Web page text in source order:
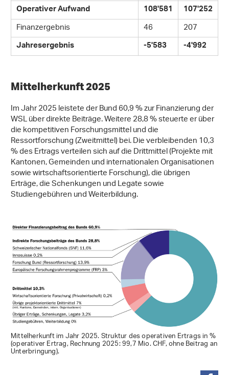
Operativer Aufwand 108'581 107'252
Finanzergebnis 46 207
Jahresergebnis -5'583 -4'992
Mittelherkunft 2025
Im Jahr 2025 leistete der Bund 60,9 % zur Finanzierung der
WSL über direkte Beiträge. Weitere 28,8 % steuerte er über
die kompetitiven Forschungsmittel und die
Ressortforschung (Zweitmittel) bei. Die verbleibenden 10,3
% des Ertrags verteilen sich auf die Drittmittel (Projekte mit
Kantonen, Gemeinden und internationalen Organisationen
sowie wirtschaftsorientierte Forschung), die übrigen
Erträge, die Schenkungen und Legate sowie
Studiengebühren und Weiterbildung.
Mittelherkunft im Jahr 2025. Struktur des operativen Ertrags in %
(operativer Ertrag, Rechnung 2025: 99,7 Mio. CHF, ohne Beitrag an
Unterbringung).